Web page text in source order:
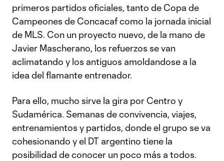
primeros partidos oficiales, tanto de Copa de
Campeones de Concacaf como la jornada inicial
de MLS. Con un proyecto nuevo, de la mano de
Javier Mascherano, los refuerzos se van
aclimatando y los antiguos amoldandose a la
idea del flamante entrenador.
Para ello, mucho sirve la gira por Centro y
Sudamérica. Semanas de convivencia, viajes,
entrenamientos y partidos, donde el grupo se va
cohesionando y el DT argentino tiene la
posibilidad de conocer un poco más a todos.